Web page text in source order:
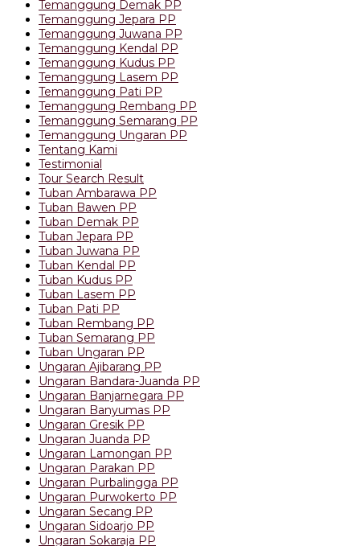
Temanggung Demak PP
Temanggung Jepara PP
Temanggung Juwana PP
Temanggung Kendal PP
Temanggung Kudus PP
Temanggung Lasem PP
Temanggung Pati PP
Temanggung Rembang PP
Temanggung Semarang PP
Temanggung Ungaran PP
Tentang Kami
Testimonial
Tour Search Result
Tuban Ambarawa PP
Tuban Bawen PP
Tuban Demak PP
Tuban Jepara PP
Tuban Juwana PP
Tuban Kendal PP
Tuban Kudus PP
Tuban Lasem PP
Tuban Pati PP
Tuban Rembang PP
Tuban Semarang PP
Tuban Ungaran PP
Ungaran Ajibarang PP
Ungaran Bandara-Juanda PP
Ungaran Banjarnegara PP
Ungaran Banyumas PP
Ungaran Gresik PP
Ungaran Juanda PP
Ungaran Lamongan PP
Ungaran Parakan PP
Ungaran Purbalingga PP
Ungaran Purwokerto PP
Ungaran Secang PP
Ungaran Sidoarjo PP
Ungaran Sokaraja PP